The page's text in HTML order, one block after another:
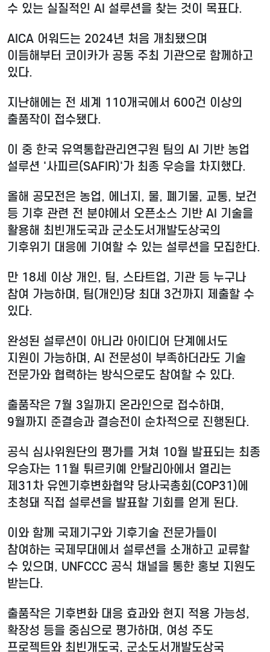
수 있는 실질적인 AI 설루션을 찾는 것이 목표다.
AICA 어워드는 2024년 처음 개최됐으며
이듬해부터 코이카가 공동 주최 기관으로 함께하고
있다.
지난해에는 전 세계 110개국에서 600건 이상의
출품작이 접수됐다.
이 중 한국 유역통합관리연구원 팀의 AI 기반 농업
설루션 '사피르(SAFIR)'가 최종 우승을 차지했다.
올해 공모전은 농업, 에너지, 물, 폐기물, 교통, 보건
등 기후 관련 전 분야에서 오픈소스 기반 AI 기술을
활용해 최빈개도국과 군소도서개발도상국의
기후위기 대응에 기여할 수 있는 설루션을 모집한다.
만 18세 이상 개인, 팀, 스타트업, 기관 등 누구나
참여 가능하며, 팀(개인)당 최대 3건까지 제출할 수
있다.
완성된 설루션이 아니라 아이디어 단계에서도
지원이 가능하며, AI 전문성이 부족하더라도 기술
전문가와 협력하는 방식으로도 참여할 수 있다.
출품작은 7월 3일까지 온라인으로 접수하며,
9월까지 준결승과 결승전이 순차적으로 진행된다.
공식 심사위원단의 평가를 거쳐 10월 발표되는 최종
우승자는 11월 튀르키예 안탈리아에서 열리는
제31차 유엔기후변화협약 당사국총회(COP31)에
초청돼 직접 설루션을 발표할 기회를 얻게 된다.
이와 함께 국제기구와 기후기술 전문가들이
참여하는 국제무대에서 설루션을 소개하고 교류할
수 있으며, UNFCCC 공식 채널을 통한 홍보 지원도
받는다.
출품작은 기후변화 대응 효과와 현지 적용 가능성,
확장성 등을 중심으로 평가하며, 여성 주도
프로젝트와 최빈개도국, 군소도서개발도상국